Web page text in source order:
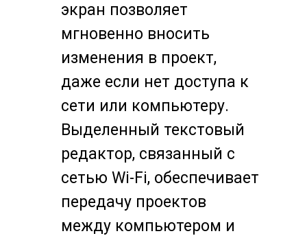
экран позволяет
мгновенно вносить
изменения в проект,
даже если нет доступа к
сети или компьютеру.
Выделенный текстовый
редактор, связанный с
сетью Wi-Fi, обеспечивает
передачу проектов
между компьютером и